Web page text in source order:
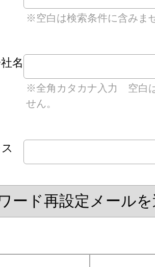
※空白は検索条件に含みま
名
※全角カタカナ入力 空白
せん。